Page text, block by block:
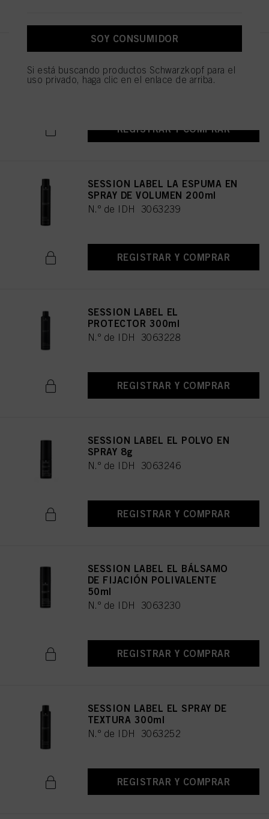
SESSION LABEL LA GELATINA
150ml
N.º de IDH 3063250
REGISTRAR Y COMPRAR
SESSION LABEL LA ESPUMA EN
SPRAY DE VOLUMEN 200ml
N.º de IDH 3063239
REGISTRAR Y COMPRAR
SESSION LABEL EL
PROTECTOR 300ml
N.º de IDH 3063228
REGISTRAR Y COMPRAR
SESSION LABEL EL POLVO EN
SPRAY 8g
N.º de IDH 3063246
REGISTRAR Y COMPRAR
SESSION LABEL EL BÁLSAMO
DE FIJACIÓN POLIVALENTE
50ml
N.º de IDH 3063230
REGISTRAR Y COMPRAR
SESSION LABEL EL SPRAY DE
TEXTURA 300ml
N.º de IDH 3063252
REGISTRAR Y COMPRAR
SOY CONSUMIDOR
Si está buscando productos Schwarzkopf para el
uso privado, haga clic en el enlace de arriba.